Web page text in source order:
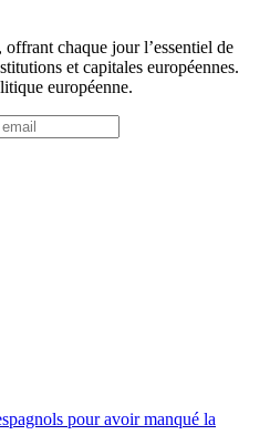
chaque jour l’essentiel de
et capitales européennes.
européenne.
pour avoir manqué la